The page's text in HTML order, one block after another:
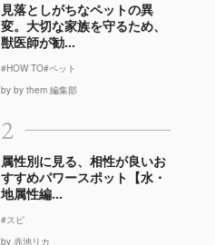
見落としがちなペットの異
変。大切な家族を守るため、
獣医師が勧...
#HOW TO#ペット
by by them 編集部
2
属性別に見る、相性が良いお
すすめパワースポット【水・
地属性編...
#スピ
by 赤池リカ